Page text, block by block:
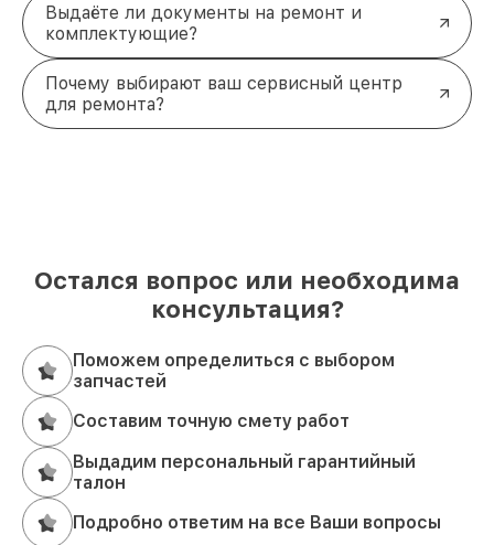
Выдаёте ли документы на ремонт и
комплектующие?
Почему выбирают ваш сервисный центр
для ремонта?
Остался вопрос или необходима
консультация?
Поможем определиться с выбором
запчастей
Составим точную смету работ
Выдадим персональный гарантийный
талон
Подробно ответим на все Ваши вопросы